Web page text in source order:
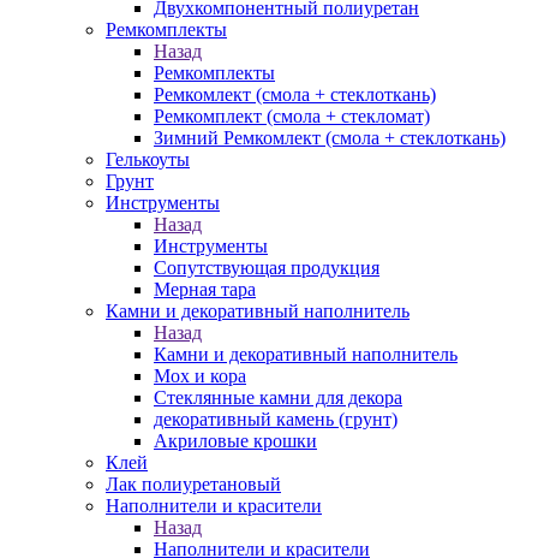
Двухкомпонентный полиуретан
Ремкомплекты
Назад
Ремкомплекты
Ремкомлект (смола + стеклоткань)
Ремкомплект (смола + стекломат)
Зимний Ремкомлект (смола + стеклоткань)
Гелькоуты
Грунт
Инструменты
Назад
Инструменты
Сопутствующая продукция
Мерная тара
Камни и декоративный наполнитель
Назад
Камни и декоративный наполнитель
Мох и кора
Стеклянные камни для декора
декоративный камень (грунт)
Акриловые крошки
Клей
Лак полиуретановый
Наполнители и красители
Назад
Наполнители и красители